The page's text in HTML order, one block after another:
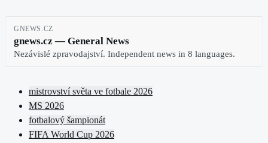
GNEWS.CZ
gnews.cz — General News
Nezávislé zpravodajství. Independent news in 8 languages.
mistrovství světa ve fotbale 2026
MS 2026
fotbalový šampionát
FIFA World Cup 2026